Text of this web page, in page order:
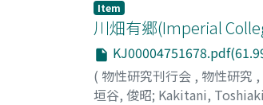
Item
川畑有郷(Imperial
( 物性研究刊行会 , 物性研究 ,
垣谷, 俊昭; Kakitani, Toshiaki